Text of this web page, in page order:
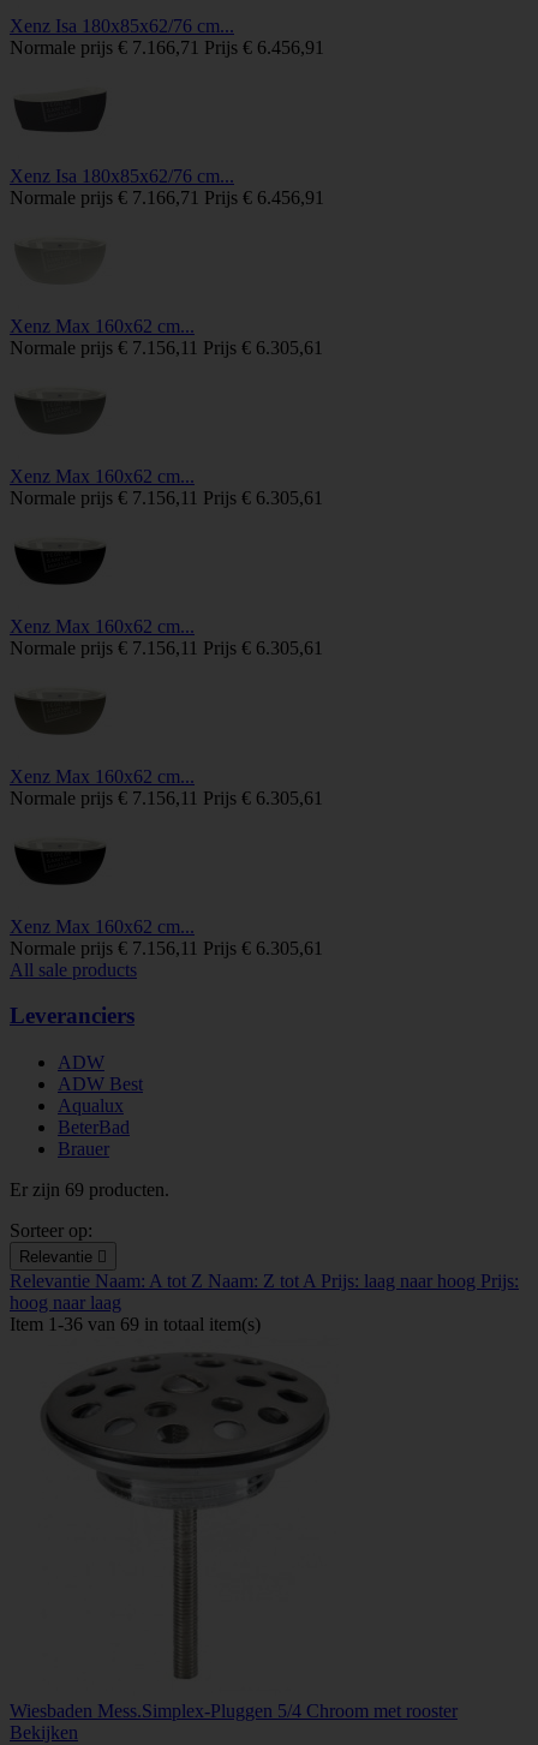
Xenz Isa 180x85x62/76 cm...
Normale prijs € 7.166,71 Prijs € 6.456,91
Xenz Isa 180x85x62/76 cm...
Normale prijs € 7.166,71 Prijs € 6.456,91
Xenz Max 160x62 cm...
Normale prijs € 7.156,11 Prijs € 6.305,61
Xenz Max 160x62 cm...
Normale prijs € 7.156,11 Prijs € 6.305,61
Xenz Max 160x62 cm...
Normale prijs € 7.156,11 Prijs € 6.305,61
Xenz Max 160x62 cm...
Normale prijs € 7.156,11 Prijs € 6.305,61
Xenz Max 160x62 cm...
Normale prijs € 7.156,11 Prijs € 6.305,61
All sale products
Leveranciers
ADW
ADW Best
Aqualux
BeterBad
Brauer
Er zijn 69 producten.
Sorteer op:
Relevantie 
Relevantie Naam: A tot Z Naam: Z tot A Prijs: laag naar hoog Prijs:
hoog naar laag
Item 1-36 van 69 in totaal item(s)
Wiesbaden Mess.Simplex-Pluggen 5/4 Chroom met rooster
Bekijken